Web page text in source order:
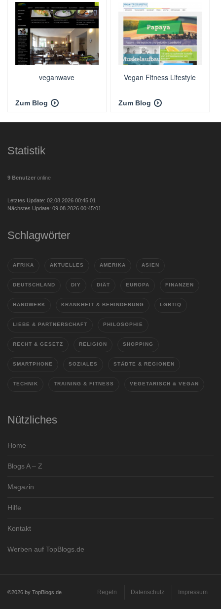
veganwave
Zum Blog
Vegan Fitness Lifestyle
Zum Blog
Statistik
9 Benutzer online
Letztes Update: 02.08.2026 00:45:01
Nächstes Update: 09.08.2026 00:45:01
Schlagwörter
AFRIKA AKTUELLES AMERIKA ASIEN
DEUTSCHLAND DIY DIÄT EUROPA FINANZEN
HANDWERK KRANKHEIT & BEHINDERUNG LGBTIQ
LIEBE & PARTNERSCHAFT PHILOSOPHIE
RECHT & GESETZ RELIGION SHOPPING
SMARTPHONE SOZIALES STÄDTE & REGIONEN
TECHNIK TRAINING & FITNESS VEGETARISCH & VEGAN
Nützliches
Home
Blogs A – Z
Magazin
Hilfe
Kontakt
Werben auf TopBlogs.de
©2026 by TopBlogs.de Regeln Datenschutz Impressum